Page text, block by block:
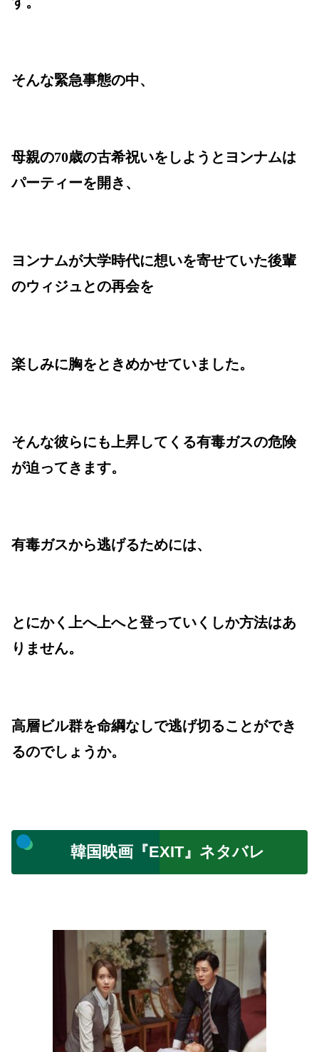
そんな緊急事態の中、
母親の70歳の古希祝いをしようとヨンナムは
パーティーを開き、
ヨンナムが大学時代に想いを寄せていた後輩
のウィジュとの再会を
楽しみに胸をときめかせていました。
そんな彼らにも上昇してくる有毒ガスの危険
が迫ってきます。
有毒ガスから逃げるためには、
とにかく上へ上へと登っていくしか方法はあ
りません。
高層ビル群を命綱なしで逃げ切ることができ
るのでしょうか。
韓国映画『EXIT』ネタバレ